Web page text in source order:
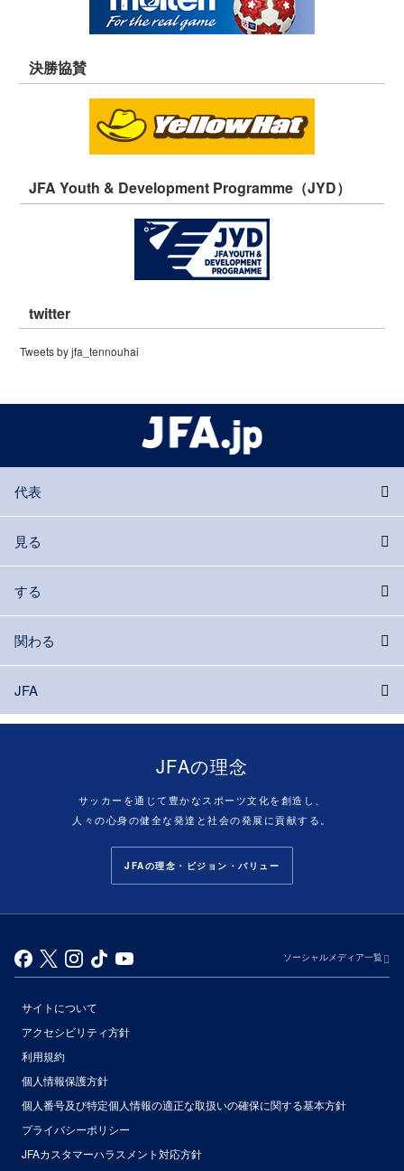
決勝協賛
JFA Youth & Development Programme（JYD）
twitter
Tweets by jfa_tennouhai
代表
見る
する
関わる
JFA
JFAの理念
サッカーを通じて豊かなスポーツ文化を創造し、
人々の心身の健全な発達と社会の発展に貢献する。
JFAの理念・ビジョン・バリュー
ソーシャルメディア一覧
サイトについて
アクセシビリティ方針
利用規約
個人情報保護方針
個人番号及び特定個人情報の適正な取扱いの確保に関する基本方針
プライバシーポリシー
JFAカスタマーハラスメント対応方針